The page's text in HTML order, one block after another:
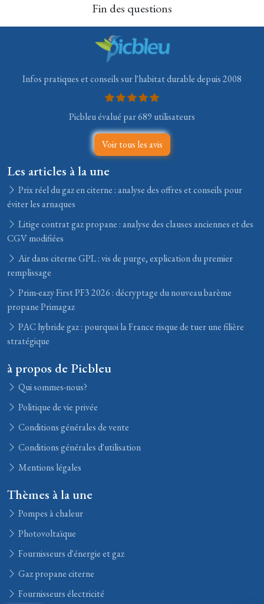
Fin des questions
Infos pratiques et conseils sur l'habitat durable depuis 2008
Picbleu évalué par 689 utilisateurs
Voir tous les avis
Les articles à la une
Prix réel du gaz en citerne : analyse des offres et conseils pour
éviter les arnaques
Litige contrat gaz propane : analyse des clauses anciennes et des
CGV modifiées
Air dans citerne GPL : vis de purge, explication du premier
remplissage
Prim-eazy First PF3 2026 : décryptage du nouveau barème
propane Primagaz
PAC hybride gaz : pourquoi la France risque de tuer une filière
stratégique
à propos de Picbleu
Qui sommes-nous?
Politique de vie privée
Conditions générales de vente
Conditions générales d'utilisation
Mentions légales
Thèmes à la une
Pompes à chaleur
Photovoltaïque
Fournisseurs d'énergie et gaz
Gaz propane citerne
Fournisseurs électricité